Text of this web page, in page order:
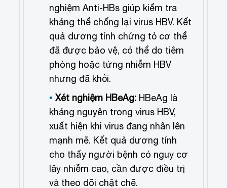
nghiệm Anti-HBs giúp kiểm tra
kháng thể chống lại virus HBV. Kết
quả dương tính chứng tỏ cơ thể
đã được bảo vệ, có thể do tiêm
phòng hoặc từng nhiễm HBV
nhưng đã khỏi.
Xét nghiệm HBeAg: HBeAg là
kháng nguyên trong virus HBV,
xuất hiện khi virus đang nhân lên
mạnh mẽ. Kết quả dương tính
cho thấy người bệnh có nguy cơ
lây nhiễm cao, cần được điều trị
và theo dõi chặt chẽ.